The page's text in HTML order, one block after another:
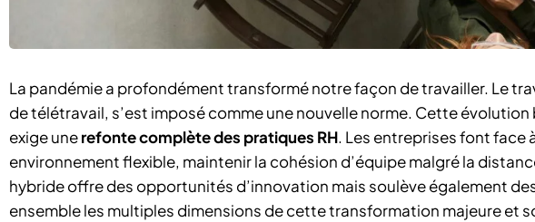
La pandémie a profondément transformé notre façon de travailler. Le
de télétravail, s’est imposé comme une nouvelle norme. Cette
exige unerefonte complète des pratiques RH. Les entreprises font face
environnement flexible, maintenir la cohésion d’équipe malgré la
hybride offre des opportunités d’innovation mais soulève également
ensemble les multiples dimensions de cette transformation majeure et